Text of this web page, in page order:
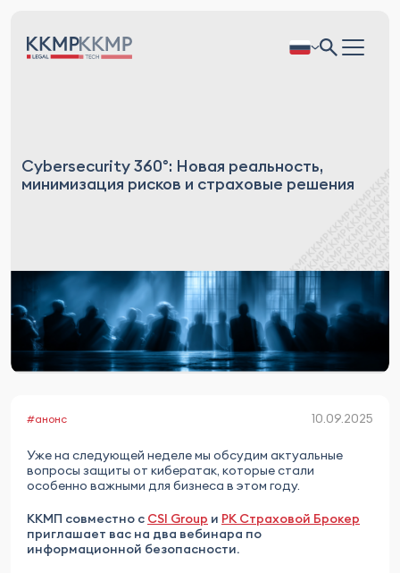
Cybersecurity 360°: Новая реальность,
минимизация рисков и страховые решения
#анонс 10.09.2025
Уже на следующей неделе мы обсудим актуальные
вопросы защиты от кибератак, которые стали
особенно важными для бизнеса в этом году.
ККМП совместно с CSI Group и РК Страховой Брокер
приглашает вас на два вебинара по
информационной безопасности.